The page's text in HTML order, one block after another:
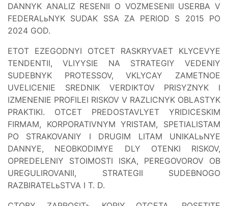
DANNYK ANALIZ RESENII O VOZMESENII USERBA V
FEDERALьNYK SUDAK SSA ZA PERIOD S 2015 PO
2024 GOD.
ETOT EZEGODNYI OTCET RASKRYVAET KLYCEVYE
TENDENTII, VLIYYSIE NA STRATEGIY VEDENIY
SUDEBNYK PROTESSOV, VKLYCAY ZAMETNOE
UVELICENIE SREDNIK VERDIKTOV PRISYZNYK I
IZMENENIE PROFILEI RISKOV V RAZLICNYK OBLASTYK
PRAKTIKI. OTCET PREDOSTAVLYET YRIDICESKIM
FIRMAM, KORPORATIVNYM YRISTAM, SPETIALISTAM
PO STRAKOVANIY I DRUGIM LITAM UNIKALьNYE
DANNYE, NEOBKODIMYE DLY OTENKI RISKOV,
OPREDELENIY STOIMOSTI ISKA, PEREGOVOROV OB
UREGULIROVANII, STRATEGII SUDEBNOGO
RAZBIRATELьSTVA I T. D.